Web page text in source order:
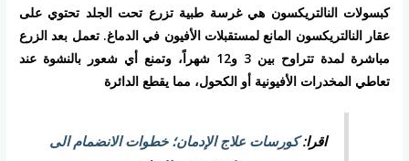
كبسولات النالتريكسون هي غرسة طبية تزرع تحت الجلد تحتوي على
عقار النالتريكسون المانع لمستقبلات الأفيون في الدماغ. تعمل بعد الزرع
مباشرة لمدة تتراوح بين 3 و12 شهراً، وتمنع أي شعور بالنشوة عند
تعاطي المخدرات الأفيونية أو الكحول، مما يقطع الدائرة
اقرا:كورسات علاج الإدمان؛ خطوات الانضمام الى